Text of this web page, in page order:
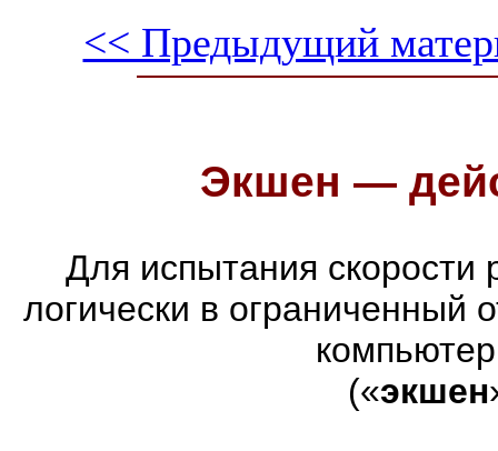
<< Предыдущий
Экшен —
Для испытания скорости
логически в ограниченный
(«экшен